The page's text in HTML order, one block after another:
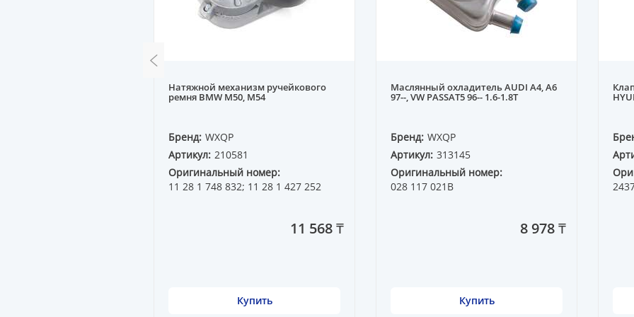
Натяжной механизм ручейкового
ремня BMW M50, M54
Бренд: WXQP
Артикул: 210581
Оригинальный номер:
11 28 1 748 832; 11 28 1 427 252
11 568 ₸
Купить
Маслянный охладитель AUDI A4, A6
97--, VW PASSAT5 96-- 1.6-1.8T
Бренд: WXQP
Артикул: 313145
Оригинальный номер:
028 117 021B
8 978 ₸
Купить